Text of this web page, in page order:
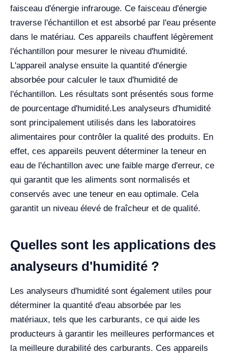
faisceau d'énergie infrarouge. Ce faisceau d'énergie
traverse l'échantillon et est absorbé par l'eau présente
dans le matériau. Ces appareils chauffent légèrement
l'échantillon pour mesurer le niveau d'humidité.
L'appareil analyse ensuite la quantité d'énergie
absorbée pour calculer le taux d'humidité de
l'échantillon. Les résultats sont présentés sous forme
de pourcentage d'humidité. Les analyseurs d'humidité
sont principalement utilisés dans les laboratoires
alimentaires pour contrôler la qualité des produits. En
effet, ces appareils peuvent déterminer la teneur en
eau de l'échantillon avec une faible marge d'erreur, ce
qui garantit que les aliments sont normalisés et
conservés avec une teneur en eau optimale. Cela
garantit un niveau élevé de fraîcheur et de qualité.
Quelles sont les applications des
analyseurs d'humidité ?
Les analyseurs d'humidité sont également utiles pour
déterminer la quantité d'eau absorbée par les
matériaux, tels que les carburants, ce qui aide les
producteurs à garantir les meilleures performances et
la meilleure durabilité des carburants. Ces appareils